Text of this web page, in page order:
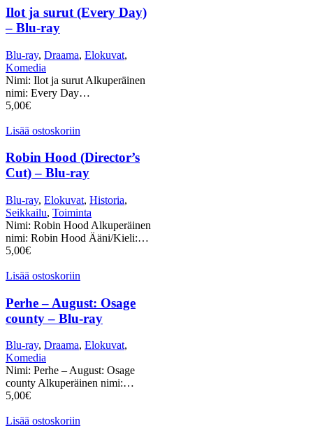
Ilot ja surut (Every Day)
– Blu-ray
Blu-ray, Draama, Elokuvat,
Komedia
Nimi: Ilot ja surut Alkuperäinen
nimi: Every Day…
5,00€
Lisää ostoskoriin
Robin Hood (Director’s
Cut) – Blu-ray
Blu-ray, Elokuvat, Historia,
Seikkailu, Toiminta
Nimi: Robin Hood Alkuperäinen
nimi: Robin Hood Ääni/Kieli:…
5,00€
Lisää ostoskoriin
Perhe – August: Osage
county – Blu-ray
Blu-ray, Draama, Elokuvat,
Komedia
Nimi: Perhe – August: Osage
county Alkuperäinen nimi:…
5,00€
Lisää ostoskoriin